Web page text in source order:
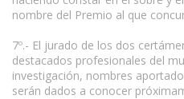
nombre del Premio al que
7º.- El jurado de los dos
destacados profesionales del
investigación, nombres
serán dados a conocer